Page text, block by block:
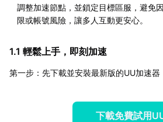
調整加速節點，並鎖定目標區服，避免
限或帳號風險，讓多人互動更安心。
1.1 輕鬆上手，即刻加速
第一步：先下載並安裝最新版的UU加速器
下載免費試用